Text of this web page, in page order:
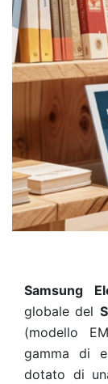
Samsung
globale del
(modello
gamma di
dotato di